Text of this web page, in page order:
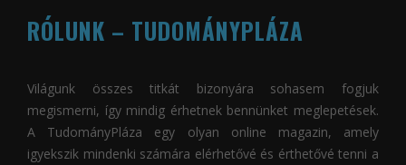
RÓLUNK – TUDOMÁNYPLÁZA
Világunk összes titkát bizonyára sohasem fogjuk
megismerni, így mindig érhetnek bennünket meglepetések.
A TudományPláza egy olyan online magazin, amely
igyekszik mindenki számára elérhetővé és érthetővé tenni a